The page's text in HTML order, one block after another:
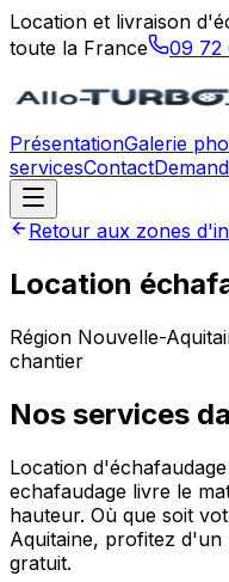
Location et livraison
toute la France
09 72
PrésentationGalerie
servicesContact
Retour aux zones
Location
Région Nouvelle-
chantier
Nos services
Location
echafaudage livre le
hauteur. Où que soit
Aquitaine, profitez d'un
gratuit.